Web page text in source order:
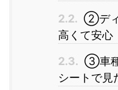
2.2. ②ディ
高くて安心
2.3. ③車種
シートで見